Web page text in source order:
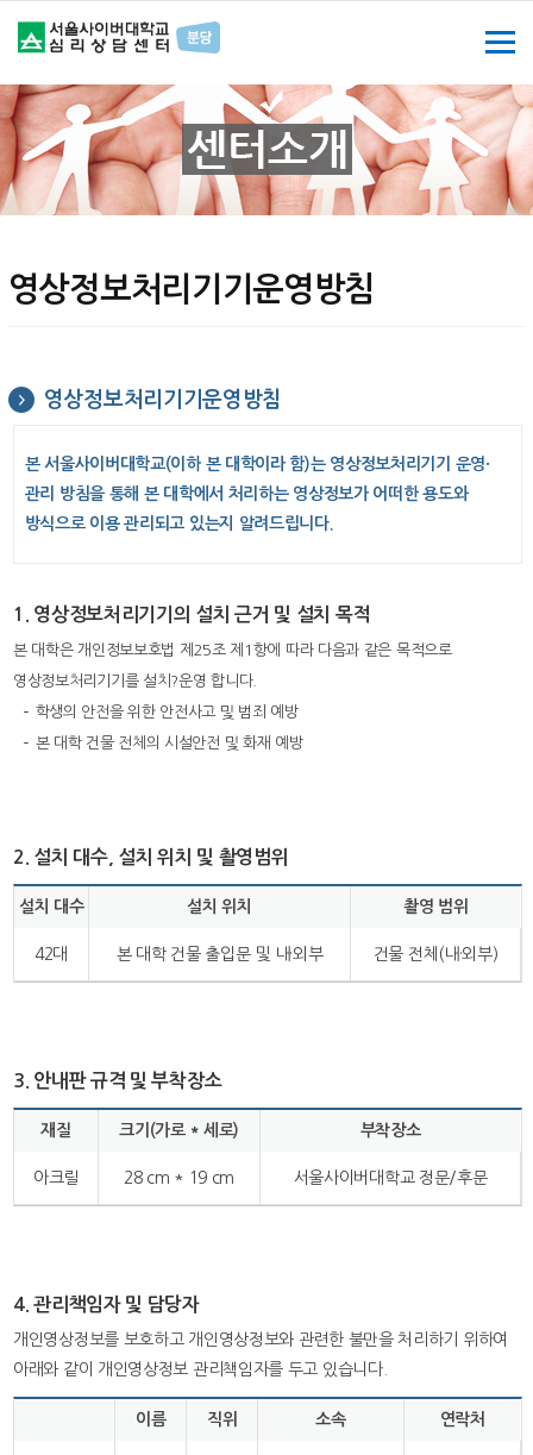
영상정보처리기기운영방침
영상정보처리기기운영방침
본 서울사이버대학교(이하 본 대학이라 함)는 영상정보처리기기 운영·
관리 방침을 통해 본 대학에서 처리하는 영상정보가 어떠한 용도와
방식으로 이용 관리되고 있는지 알려드립니다.
1. 영상정보처리기기의 설치 근거 및 설치 목적
본 대학은 개인정보보호법 제25조 제1항에 따라 다음과 같은 목적으로
영상정보처리기기를 설치?운영 합니다.
학생의 안전을 위한 안전사고 및 범죄 예방
본 대학 건물 전체의 시설안전 및 화재 예방
2. 설치 대수, 설치 위치 및 촬영범위
설치 대수 설치 위치 촬영 범위
42대 본 대학 건물 출입문 및 내·외부 건물 전체(내·외부)
3. 안내판 규격 및 부착장소
재질 크기(가로 * 세로) 부착장소
아크릴 28 cm * 19 cm 서울사이버대학교 정문/후문
4. 관리책임자 및 담당자
개인영상정보를 보호하고 개인영상정보와 관련한 불만을 처리하기 위하여
아래와 같이 개인영상정보 관리책임자를 두고 있습니다.
이름 직위 소속 연락처